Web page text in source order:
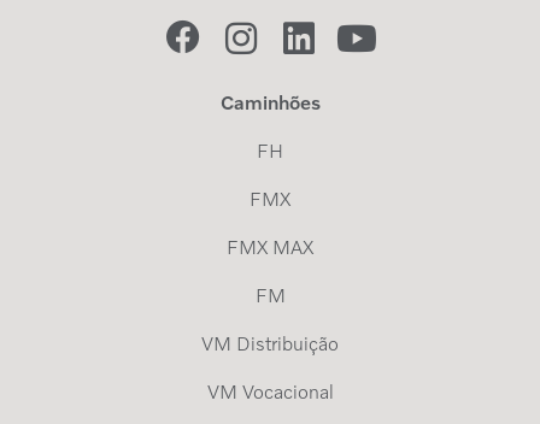
Caminhões
FH
FMX
FMX MAX
FM
VM Distribuição
VM Vocacional